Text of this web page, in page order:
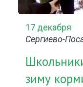
17 декабря
Сергиево-
зиму